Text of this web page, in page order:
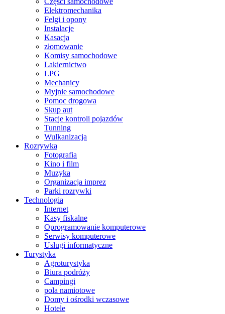
Elektromechanika
Felgi i opony
Instalacje
Kasacja
złomowanie
Komisy samochodowe
Lakiernictwo
LPG
Mechanicy
Myjnie samochodowe
Pomoc drogowa
Skup aut
Stacje kontroli pojazdów
Tunning
Wulkanizacja
Rozrywka
Fotografia
Kino i film
Muzyka
Organizacja imprez
Parki rozrywki
Technologia
Internet
Kasy fiskalne
Oprogramowanie komputerowe
Serwisy komputerowe
Usługi informatyczne
Turystyka
Agroturystyka
Biura podróży
Campingi
pola namiotowe
Domy i ośrodki wczasowe
Hotele